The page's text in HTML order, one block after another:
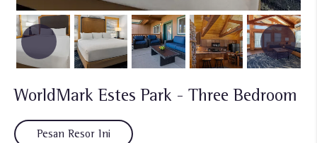
WorldMark Estes Park - Three Bedroom
Pesan Resor Ini